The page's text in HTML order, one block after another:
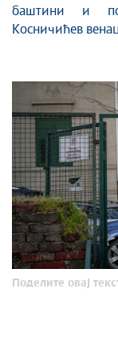
баштини и
Косничићев
Поделите овај